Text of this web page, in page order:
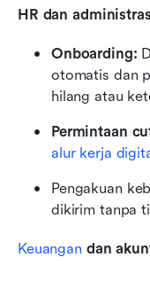
HR dan
Onboarding:
otomatis dan
hilang atau
Permintaan
alur kerja
Pengakuan
dikirim tanpa
Keuangan dan